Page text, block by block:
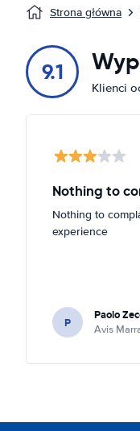
Strona główna
9.1
Klienci
Nothing to
Nothing to
experience
P Paolo
Avis